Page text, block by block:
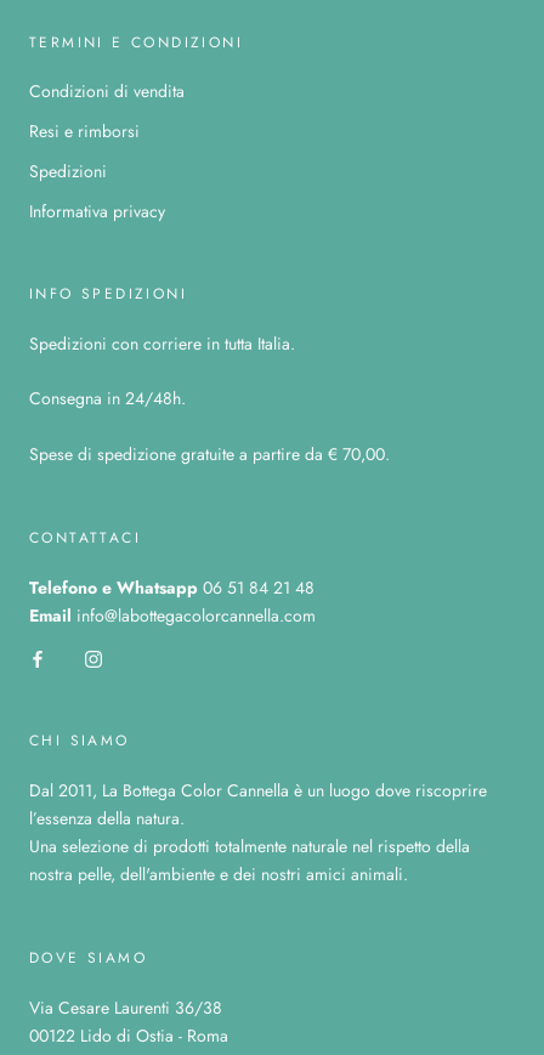
TERMINI E CONDIZIONI
Condizioni di vendita
Resi e rimborsi
Spedizioni
Informativa privacy
INFO SPEDIZIONI
Spedizioni con corriere in tutta Italia.
Consegna in 24/48h.
Spese di spedizione gratuite a partire da € 70,00.
CONTATTACI
Telefono e Whatsapp 06 51 84 21 48
Email info@labottegacolorcannella.com
CHI SIAMO
Dal 2011, La Bottega Color Cannella è un luogo dove riscoprire
l’essenza della natura.
Una selezione di prodotti totalmente naturale nel rispetto della
nostra pelle, dell'ambiente e dei nostri amici animali.
DOVE SIAMO
Via Cesare Laurenti 36/38
00122 Lido di Ostia - Roma